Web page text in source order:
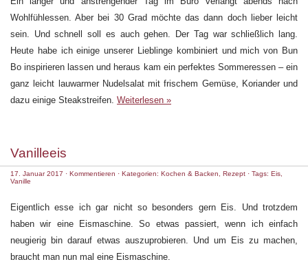
Wohlfühlessen. Aber bei 30 Grad möchte das dann doch lieber leicht
sein. Und schnell soll es auch gehen. Der Tag war schließlich lang.
Heute habe ich einige unserer Lieblinge kombiniert und mich von Bun
Bo inspirieren lassen und heraus kam ein perfektes Sommeressen – ein
ganz leicht lauwarmer Nudelsalat mit frischem Gemüse, Koriander und
dazu einige Steakstreifen. Weiterlesen »
Vanilleeis
17. Januar 2017 · Kommentieren · Kategorien: Kochen & Backen Rezept · Tags: Eis
Vanille
Eigentlich esse ich gar nicht so besonders gern Eis. Und trotzdem
haben wir eine Eismaschine. So etwas passiert, wenn ich einfach
neugierig bin darauf etwas auszuprobieren. Und um Eis zu machen,
braucht man nun mal eine Eismaschine.